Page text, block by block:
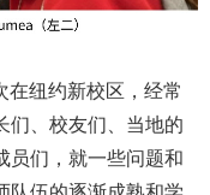
纽约新校区，经常
们、校友们、当地的
员们，就一些问题和